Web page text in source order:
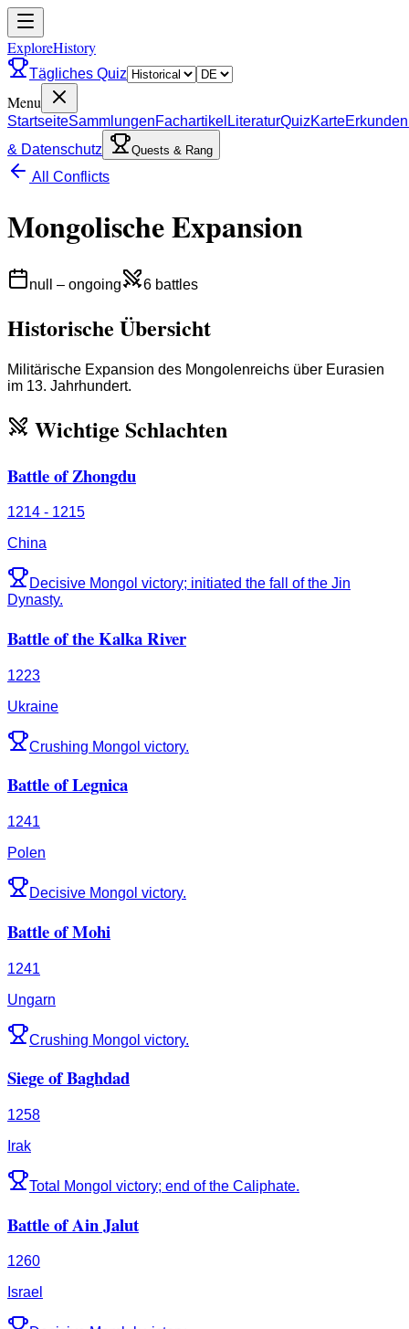
ExploreHistory
Tägliches Quiz
Menu
StartseiteSammlungenFachartikel LiteraturQuizKarteErkunden
& Datenschutz
Quests & Rang
All Conflicts
Mongolische Expansion
null – ongoing 6 battles
Historische Übersicht
Militärische Expansion des Mongolenreichs über Eurasien
im 13. Jahrhundert.
Wichtige Schlachten
Battle of Zhongdu
1214 - 1215
China
Decisive Mongol victory; initiated the fall of the Jin
Dynasty.
Battle of the Kalka River
1223
Ukraine
Crushing Mongol victory.
Battle of Legnica
1241
Polen
Decisive Mongol victory.
Battle of Mohi
1241
Ungarn
Crushing Mongol victory.
Siege of Baghdad
1258
Irak
Total Mongol victory; end of the Caliphate.
Battle of Ain Jalut
1260
Israel